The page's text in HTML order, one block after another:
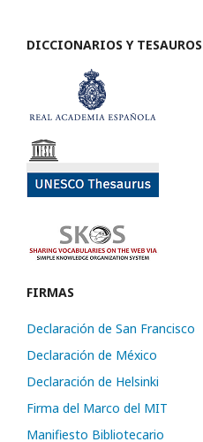
DICCIONARIOS Y TESAUROS
FIRMAS
Declaración de San Francisco
Declaración de México
Declaración de Helsinki
Firma del Marco del MIT
Manifiesto Bibliotecario